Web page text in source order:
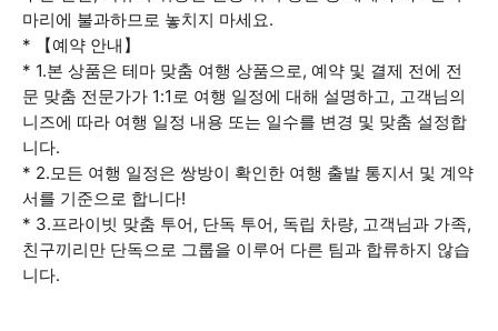
마리에 불과하므로 놓치지 마세요.
* 【예약 안내】
* 1.본 상품은 테마 맞춤 여행 상품으로, 예약 및 결제 전에 전
문 맞춤 전문가가 1:1로 여행 일정에 대해 설명하고, 고객님의
니즈에 따라 여행 일정 내용 또는 일수를 변경 및 맞춤 설정합
니다.
* 2.모든 여행 일정은 쌍방이 확인한 여행 출발 통지서 및 계약
서를 기준으로 합니다!
* 3.프라이빗 맞춤 투어, 단독 투어, 독립 차량, 고객님과 가족,
친구끼리만 단독으로 그룹을 이루어 다른 팀과 합류하지 않습
니다.